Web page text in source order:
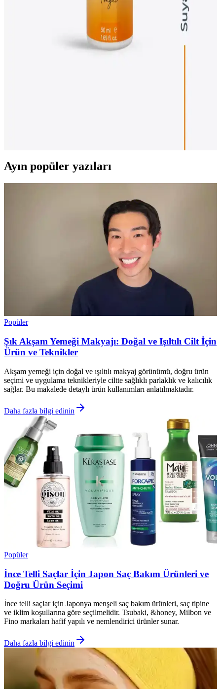
Garnier Ambre Solaire Çocuk Güneş Koruyucu
Sprey SPF50+ Özellikleri ve Kullanım Avantajları
Garnier Ambre Solaire Çocuk Güneş Koruyucu Sprey SPF50+
Ayın popüler yazıları
Popüler
Şık Akşam Yemeği Makyajı: Doğal ve Işıltılı Cilt İçin
Ürün ve Teknikler
Akşam yemeği için doğal ve ışıltılı makyaj görünümü, doğru ürün
seçimi ve uygulama teknikleriyle ciltte sağlıklı parlaklık ve kalıcılık
sağlar. Bu makalede detaylı ürün kullanımları anlatılmaktadır.
Daha fazla bilgi edinin
Popüler
İnce Telli Saçlar İçin Japon Saç Bakım Ürünleri ve
Doğru Ürün Seçimi
İnce telli saçlar için Japonya menşeli saç bakım ürünleri, saç tipine
ve iklim koşullarına göre seçilmelidir. Tsubaki, &honey, Milbon ve
Fino markaları hafif yapılı ve nemlendirici ürünler sunar.
Daha fazla bilgi edinin